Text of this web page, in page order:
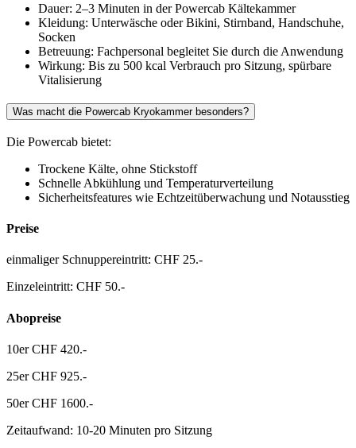
Dauer: 2–3 Minuten in der Powercab Kältekammer
Kleidung: Unterwäsche oder Bikini, Stirnband, Handschuhe,
Socken
Betreuung: Fachpersonal begleitet Sie durch die Anwendung
Wirkung: Bis zu 500 kcal Verbrauch pro Sitzung, spürbare
Vitalisierung
Was macht die Powercab Kryokammer besonders?
Die Powercab bietet:
Trockene Kälte, ohne Stickstoff
Schnelle Abkühlung und Temperaturverteilung
Sicherheitsfeatures wie Echtzeitüberwachung und Notausstieg
Preise
einmaliger Schnuppereintritt: CHF 25.-
Einzeleintritt: CHF 50.-
Abopreise
10er CHF 420.-
25er CHF 925.-
50er CHF 1600.-
Zeitaufwand: 10-20 Minuten pro Sitzung